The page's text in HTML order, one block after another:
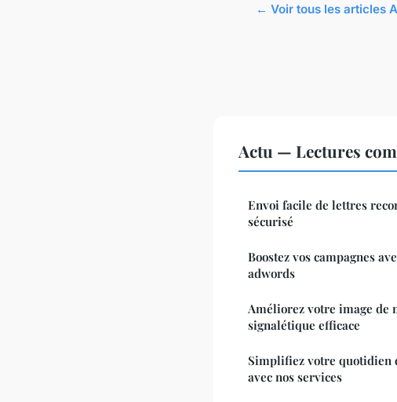
← Voir tous les articles
Actu — Lectures
Envoi facile de lettres
sécurisé
Boostez vos campagnes
adwords
Améliorez votre image de
signalétique efficace
Simplifiez votre quotidien
avec nos services